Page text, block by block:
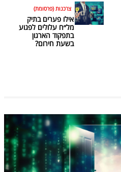
צרכנות (פרסומת)
אילו פערים בתיק
מל״ח עלולים לפגוע
בתפקוד הארגון
בשעת חירום?